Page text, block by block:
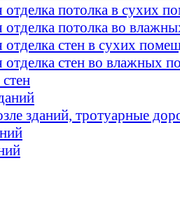
отделка потолка в сухих
отделка потолка во
отделка стен в сухих
отделка стен во влажных
зданий, тротуарные